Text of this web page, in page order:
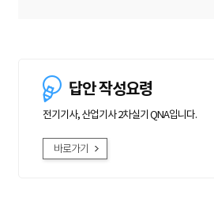
답안 작성요령
전기기사, 산업기사 2차실기 QNA입니다.
바로가기